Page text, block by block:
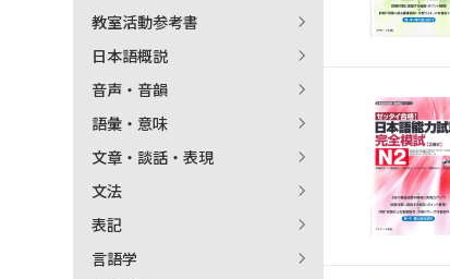
教室活動参考書
日本語概説
音声・音韻
語彙・意味
文章・談話・表現
文法
表記
言語学